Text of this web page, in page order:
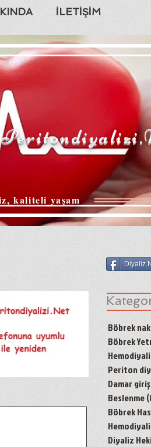
İLETİŞİM
kaliteli yaşam
Böbrek
Böbrek
Periton
Damar
Beslenme
Böbrek
Diyaliz